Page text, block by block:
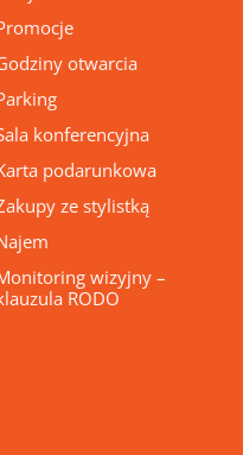
otwarcia
konferencyjna
podarunkowa
ze stylistką
wizyjny –
RODO